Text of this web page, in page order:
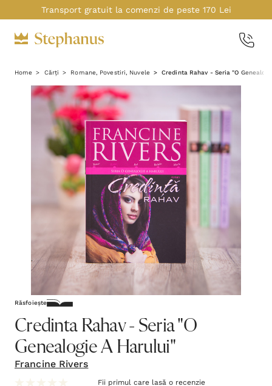
Transport gratuit la comenzi de peste 170 Lei
Home Cărți Romane, Povestiri, Nuvele Credinta Rahav - Seria "O
Răsfoiește
Credinta Rahav - Seria "O
Genealogie A Harului"
Francine Rivers
Fii primul care lasă o recenzie